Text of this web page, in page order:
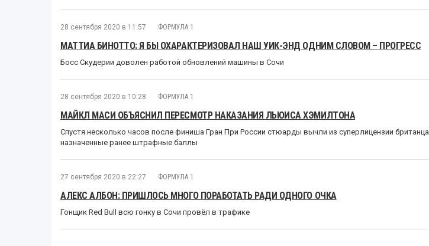
28 сентября 2020 в 11:57 ФОРМУЛА 1
МАТТИА БИНОТТО: Я БЫ ОХАРАКТЕРИЗОВАЛ НАШ УИК-ЭНД ОДНИМ СЛОВОМ – ПРОГРЕСС
Босс Скудерии доволен работой обновлений машины в Сочи
28 сентября 2020 в 10:28 ФОРМУЛА 1
МАЙКЛ МАСИ ОБЪЯСНИЛ ПЕРЕСМОТР НАКАЗАНИЯ ЛЬЮИСА ХЭМИЛТОНА
Спустя несколько часов после финиша Гран При России стюарды вычли из суперлицензии британца
назначенные ранее штрафные баллы
27 сентября 2020 в 22:27 ФОРМУЛА 1
АЛЕКС АЛБОН: ПРИШЛОСЬ МНОГО ПОРАБОТАТЬ РАДИ ОДНОГО ОЧКА
Гонщик Red Bull всю гонку в Сочи провёл в трафике